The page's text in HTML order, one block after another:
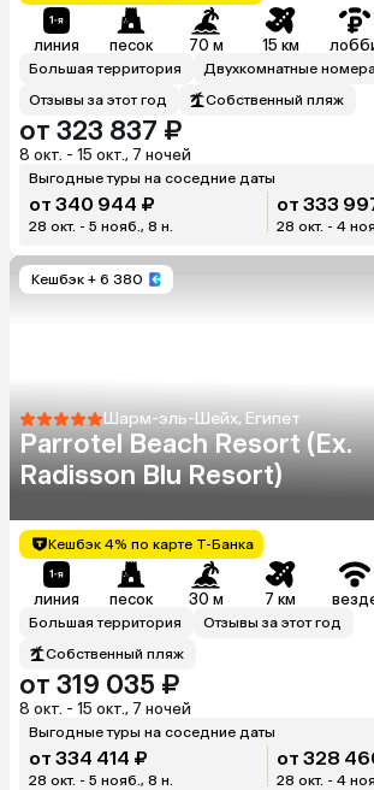
линия песок 70 м 15 км
Большая территория
Двухкомнатные
Отзывы за этот год
Собственный пляж
от 323 837 ₽
8 окт. - 15 окт., 7 ночей
Выгодные туры на соседние даты
от 340 944 ₽
28 окт. - 5 нояб., 8 н.
от 333
28 окт. - 4
Кешбэк + 6 380
Шарм-эль-Шейх, Египет
Parrotel Beach Resort (Ex.
Radisson Blu Resort)
Кешбэк 4% по карте Т-Банка
линия песок 30 м 7 км
Большая территория
Отзывы за этот год
Собственный пляж
от 319 035 ₽
8 окт. - 15 окт., 7 ночей
Выгодные туры на соседние даты
от 334 414 ₽
28 окт. - 5 нояб., 8 н.
от 328
28 окт. - 4